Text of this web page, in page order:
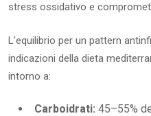
stress ossidativo e
L’equilibrio per un pattern
indicazioni della dieta
intorno a:
Carboidrati: 45–55%